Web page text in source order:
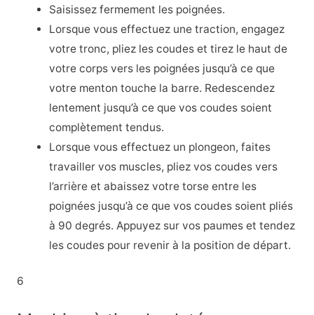
Saisissez fermement les poignées.
Lorsque vous effectuez une traction, engagez
votre tronc, pliez les coudes et tirez le haut de
votre corps vers les poignées jusqu’à ce que
votre menton touche la barre. Redescendez
lentement jusqu’à ce que vos coudes soient
complètement tendus.
Lorsque vous effectuez un plongeon, faites
travailler vos muscles, pliez vos coudes vers
l’arrière et abaissez votre torse entre les
poignées jusqu’à ce que vos coudes soient pliés
à 90 degrés. Appuyez sur vos paumes et tendez
les coudes pour revenir à la position de départ.
6